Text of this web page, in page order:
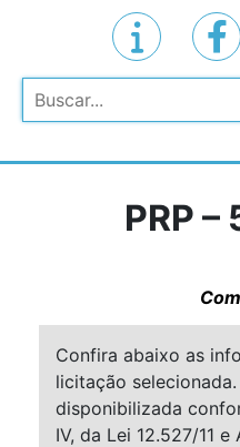
Pesquisar
PRP
Confira abaixo as
licitação
disponibilizada
IV, da Lei 12.527/11